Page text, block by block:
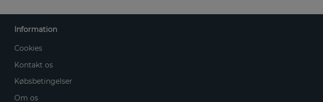
Information
Cookies
Kontakt os
Købsbetingelser
Om os